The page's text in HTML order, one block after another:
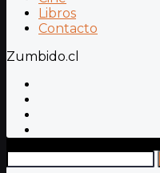
Libros
Contacto
Zumbido.cl